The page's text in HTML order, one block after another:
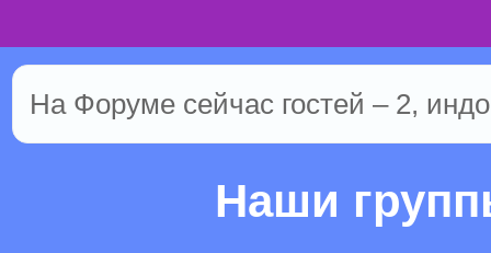
На Форуме сейчас гостей – 2,
Наши